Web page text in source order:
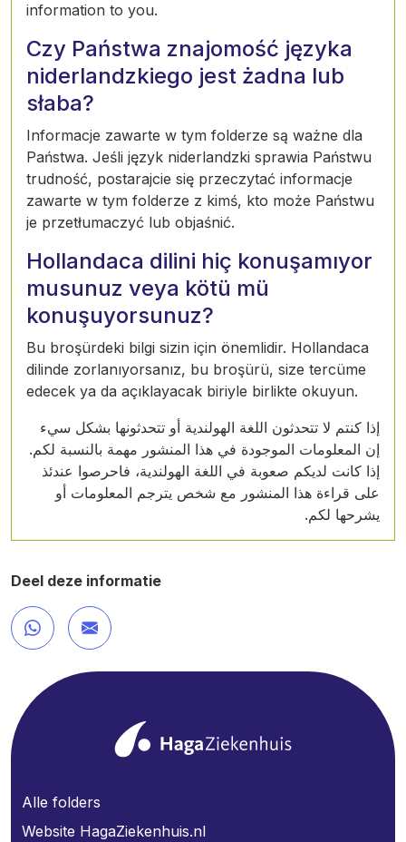
information to you.
Czy Państwa znajomość języka
niderlandzkiego jest żadna lub
słaba?
Informacje zawarte w tym folderze są ważne dla
Państwa. Jeśli język niderlandzki sprawia Państwu
trudność, postarajcie się przeczytać informacje
zawarte w tym folderze z kimś, kto może Państwu
je przetłumaczyć lub objaśnić.
Hollandaca dilini hiç konuşamıyor
musunuz veya kötü mü
konuşuyorsunuz?
Bu broşürdeki bilgi sizin için önemlidir. Hollandaca
dilinde zorlanıyorsanız, bu broşürü, size tercüme
edecek ya da açıklayacak biriyle birlikte okuyun.
إذا كنتم لا تتحدثون اللغة الهولندية أو تتحدثونها بشكل سيء
إن المعلومات الموجودة في هذا المنشور مهمة بالنسبة لكم.
إذا كانت لديكم صعوبة في اللغة الهولندية، فاحرصوا عندئذ
على قراءة هذا المنشور مع شخص يترجم المعلومات أو
يشرحها لكم.
Deel deze informatie
Alle folders
Website HagaZiekenhuis.nl